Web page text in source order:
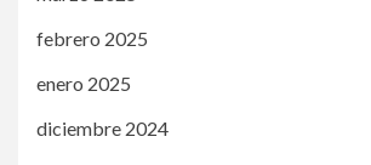
febrero 2025
enero 2025
diciembre 2024